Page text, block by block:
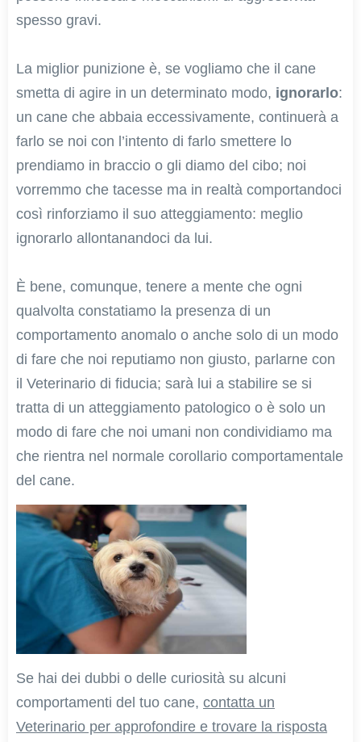
spesso gravi.
La miglior punizione è, se vogliamo che il cane
smetta di agire in un determinato modo, ignorarlo:
un cane che abbaia eccessivamente, continuerà a
farlo se noi con l’intento di farlo smettere lo
prendiamo in braccio o gli diamo del cibo; noi
vorremmo che tacesse ma in realtà comportandoci
così rinforziamo il suo atteggiamento: meglio
ignorarlo allontanandoci da lui.
È bene, comunque, tenere a mente che ogni
qualvolta constatiamo la presenza di un
comportamento anomalo o anche solo di un modo
di fare che noi reputiamo non giusto, parlarne con
il Veterinario di fiducia; sarà lui a stabilire se si
tratta di un atteggiamento patologico o è solo un
modo di fare che noi umani non condividiamo ma
che rientra nel normale corollario comportamentale
del cane.
Se hai dei dubbi o delle curiosità su alcuni
comportamenti del tuo cane, contatta un
Veterinario per approfondire e trovare la risposta